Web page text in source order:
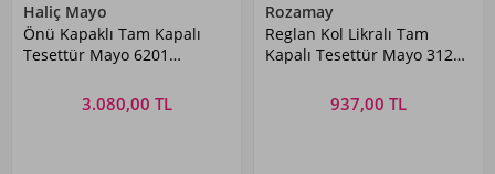
Haliç Mayo
Önü Kapaklı Tam Kapalı
Tesettür Mayo 6201
3.080,00 TL
Rozamay
Reglan Kol Likralı Tam
Kapalı Tesettür Mayo 3129
937,00 TL